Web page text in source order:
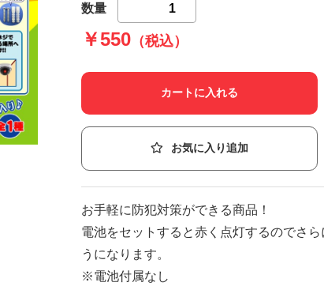
数量
￥550 （税込）
カートに入れる
お気に入り追加
お手軽に防犯対策ができる商品！
電池をセットすると赤く点灯するのでさ
うになります。
※電池付属なし